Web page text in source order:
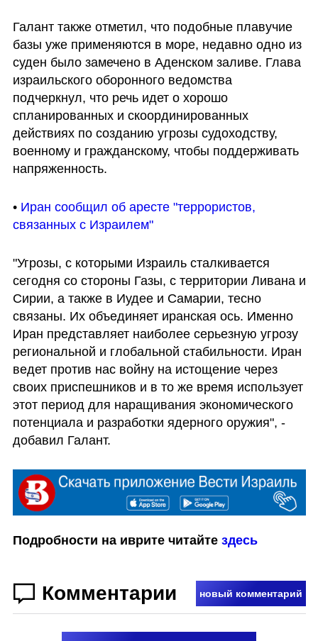
Галант также отметил, что подобные плавучие
базы уже применяются в море, недавно одно из
суден было замечено в Аденском заливе. Глава
израильского оборонного ведомства
подчеркнул, что речь идет о хорошо
спланированных и скоординированных
действиях по созданию угрозы судоходству,
военному и гражданскому, чтобы поддерживать
напряженность.
• Иран сообщил об аресте "террористов,
связанных с Израилем"
"Угрозы, с которыми Израиль сталкивается
сегодня со стороны Газы, с территории Ливана и
Сирии, а также в Иудее и Самарии, тесно
связаны. Их объединяет иранская ось. Именно
Иран представляет наиболее серьезную угрозу
региональной и глобальной стабильности. Иран
ведет против нас войну на истощение через
своих приспешников и в то же время использует
этот период для наращивания экономического
потенциала и разработки ядерного оружия", -
добавил Галант.
Подробности на иврите читайте здесь
Комментарии новый комментарий